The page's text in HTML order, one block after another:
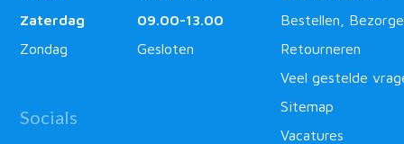
Zaterdag
09.00-13.00
Zondag
Gesloten
Socials
Bestellen,
Retourneren
Veel gestelde
Sitemap
Vacatures